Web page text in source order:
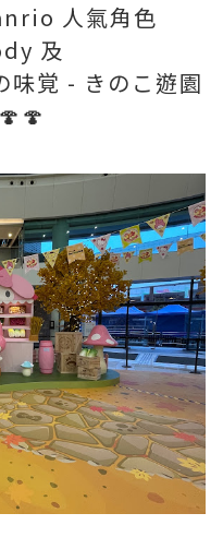
人氣角色
及
覚 - きのこ遊園